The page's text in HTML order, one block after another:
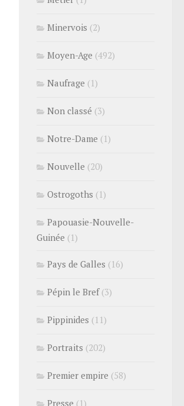
Minervois (2)
Moyen-Age (492)
Naufrage (1)
Non classé (3)
Notre-Dame (1)
Nouvelle (20)
Ostrogoths (1)
Papouasie-Nouvelle-
Guinée (1)
Pays de Galles (16)
Pépin le Bref(3)
Pippinides (11)
Portraits (202)
Premier empire (58)
Presse (1)